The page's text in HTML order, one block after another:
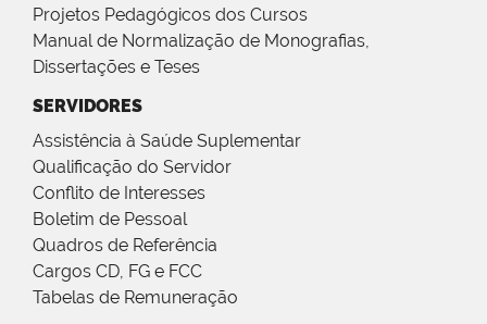
Projetos Pedagógicos dos Cursos
Manual de Normalização de Monografias,
Dissertações e Teses
SERVIDORES
Assistência à Saúde Suplementar
Qualificação do Servidor
Conflito de Interesses
Boletim de Pessoal
Quadros de Referência
Cargos CD, FG e FCC
Tabelas de Remuneração